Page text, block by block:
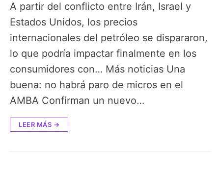
A partir del conflicto entre Irán, Israel y
Estados Unidos, los precios
internacionales del petróleo se dispararon,
lo que podría impactar finalmente en los
consumidores con… Más noticias Una
buena: no habrá paro de micros en el
AMBA Confirman un nuevo…
LEER MÁS →